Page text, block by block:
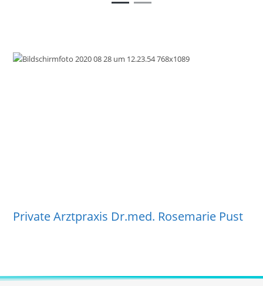
Private Arztpraxis Dr.med. Rosemarie Pust